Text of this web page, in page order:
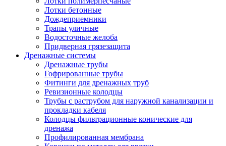
Лотки бетонные
Дождеприемники
Трапы уличные
Водосточные желоба
Придверная грязезащита
Дренажные системы
Дренажные трубы
Гофрированные трубы
Фитинги для дренажных труб
Ревизионные колодцы
Трубы с раструбом для наружной канализации и
прокладки кабеля
Колодцы фильтрационные конические для
дренажа
Профилированная мембрана